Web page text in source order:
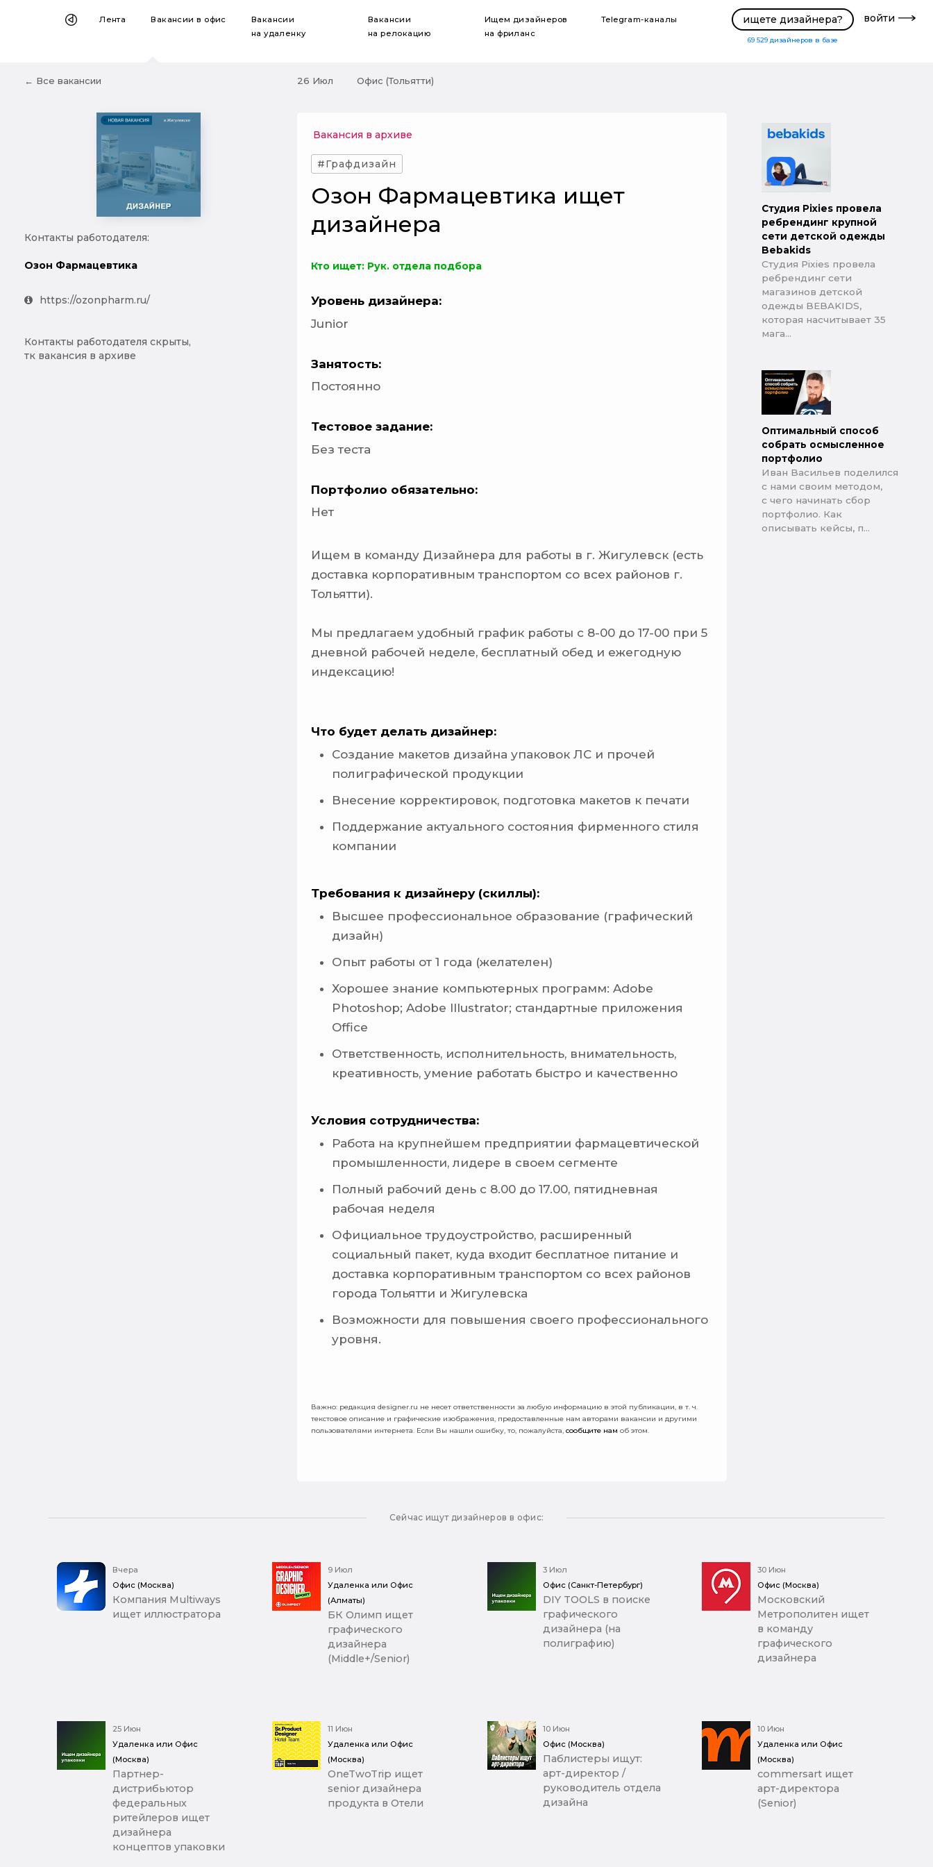
Лента Вакансиив офис
Вакансии
на удаленку
Вакансии
на релокацию
Ищем дизайнеров
на фриланс
Telegram-каналы ищете дизайнера?
69 529 дизайнеров в базе
войти
← Все вакансии 26 Июл Офис (Тольятти)
Контакты работодателя:
Озон Фармацевтика
https://ozonpharm.ru/
Контакты работодателя скрыты,
тк вакансия в архиве
Вакансия в архиве
#Графдизайн
Озон Фармацевтика ищет
дизайнера
Кто ищет: Рук. отдела подбора
Уровень дизайнера:
Junior
Занятость:
Постоянно
Тестовое задание:
Без теста
Портфолио обязательно:
Нет
Ищем в команду Дизайнера для работы в г. Жигулевск (есть
доставка корпоративным транспортом со всех районов г.
Тольятти).
Мы предлагаем удобный график работы с 8-00 до 17-00 при 5
дневной рабочей неделе, бесплатный обед и ежегодную
индексацию!
Что будет делать дизайнер:
Создание макетов дизайна упаковок ЛС и прочей
полиграфической продукции
Внесение корректировок, подготовка макетов к печати
Поддержание актуального состояния фирменного стиля
компании
Требования к дизайнеру (скиллы):
Высшее профессиональное образование (графический
дизайн)
Опыт работы от 1 года (желателен)
Хорошее знание компьютерных программ: Adobe
Photoshop; Adobe Illustrator; стандартные приложения
Office
Ответственность‚ исполнительность‚ внимательность,
креативность‚ умение работать быстро и качественно
Условия сотрудничества:
Работа на крупнейшем предприятии фармацевтической
промышленности, лидере в своем сегменте
Полный рабочий день с 8.00 до 17.00, пятидневная
рабочая неделя
Официальное трудоустройство, расширенный
социальный пакет, куда входит бесплатное питание и
доставка корпоративным транспортом со всех районов
города Тольятти и Жигулевска
Возможности для повышения своего профессионального
уровня.
Важно: pедакция designer.ru не несет ответственности за любую информацию в этой публикации, в т. ч.
текстовое описание и графические изображения, предоставленные нам авторами вакансии и другими
пользователями интернета. Если Вы нашли ошибку, то, пожалуйста, сообщите нам об этом.
Студия Pixies провела
ребрендинг крупной
сети детской одежды
Bebakids
Студия Pixies провела
ребрендинг сети
магазинов детской
одежды BEBAKIDS,
которая насчитывает 35
мага...
Оптимальный способ
собрать осмысленное
портфолио
Иван Васильев поделился
с нами своим методом,
с чего начинать сбор
портфолио. Как
описывать кейсы, п...
Сейчас ищут дизайнеров в офис:
Вчера
Офис (Москва)
Компания Multiways
ищет иллюстратора
9 Июл
Удаленка или Офис
(Алматы)
БК Олимп ищет
графического
дизайнера
(Middle+/Senior)
3 Июл
Офис (Санкт-Петербург)
DIY TOOLS в поиске
графического
дизайнера (на
полиграфию)
30 Июн
Офис (Москва)
Московский
Метрополитен ищет
в команду
графического
дизайнера
25 Июн
Удаленка или Офис
(Москва)
Партнер-
дистрибьютор
федеральных
ритейлеров ищет
дизайнера
концептов упаковки
11 Июн
Удаленка или Офис
(Москва)
OneTwoTrip ищет
senior дизайнера
продукта в Отели
10 Июн
Офис (Москва)
Паблистеры ищут:
арт-директор /
руководитель отдела
дизайна
10 Июн
Удаленка или Офис
(Москва)
commersart ищет
арт-директора
(Senior)